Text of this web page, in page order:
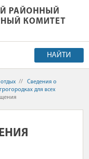
РАЙОННЫЙ
РАЙОННЫЙ
КОМИТЕТ
НАЙТИ
//
Сведения о
для всех